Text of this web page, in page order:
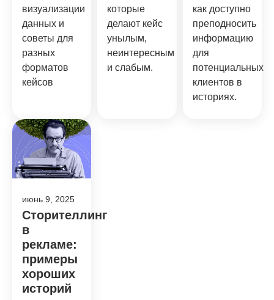
визуализации
данных и
советы для
разных
форматов
кейсов
которые
делают кейс
унылым,
неинтересным
и слабым.
как доступно
преподносить
информацию
для
потенциальных
клиентов в
историях.
июнь 9, 2025
Сторителлинг
в
рекламе:
примеры
хороших
историй